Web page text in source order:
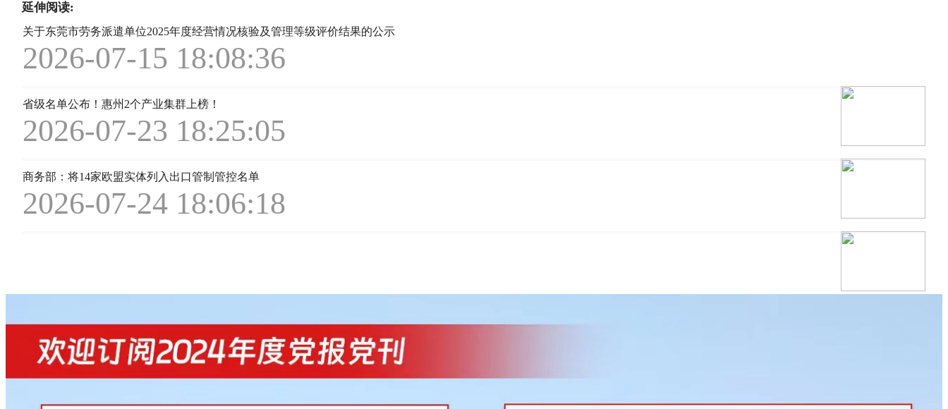
延伸阅读:
关于东莞市劳务派遣单位2025年度经营情况核验及管理等级评价结果的公示
2026-07-15 18:08:36
省级名单公布！惠州2个产业集群上榜！
2026-07-23 18:25:05
商务部：将14家欧盟实体列入出口管制管控名单
2026-07-24 18:06:18